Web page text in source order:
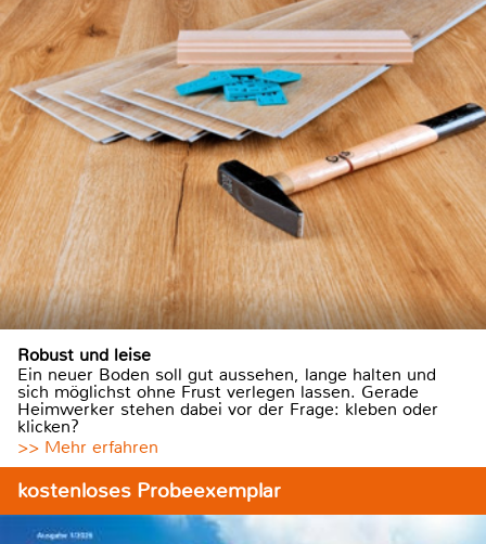
Robust und leise
Ein neuer Boden soll gut aussehen, lange halten und
sich möglichst ohne Frust verlegen lassen. Gerade
Heimwerker stehen dabei vor der Frage: kleben oder
klicken?
>> Mehr erfahren
kostenloses Probeexemplar